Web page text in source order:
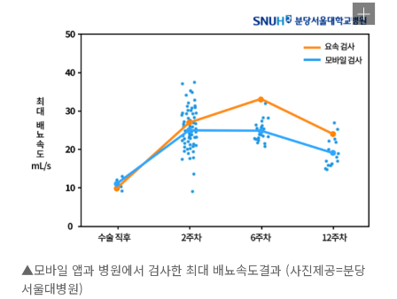
▲모바일 앱과 병원에서 검사한 최대 배뇨속도결과 (사진제공=분당
서울대병원)